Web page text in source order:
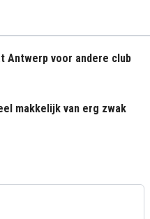
Antwerp voor andere club
makkelijk van erg zwak